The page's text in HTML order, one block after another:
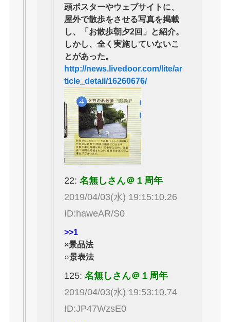
頭ポスターやウェブサイトに、
屋外で散歩をさせる写真を掲載
し、「お散歩朝夕2回」と紹介。
しかし、全く実施していないこ
とがあった。
http://news.livedoor.com/lite/ar
ticle_detail/16260676/
22:名無しさん＠１周年
2019/04/03(水) 19:15:10.26
ID:haweAR/S0
>>1
×景品法
○景表法
125:名無しさん＠１周年
2019/04/03(水) 19:53:10.74
ID:JP47WzsE0